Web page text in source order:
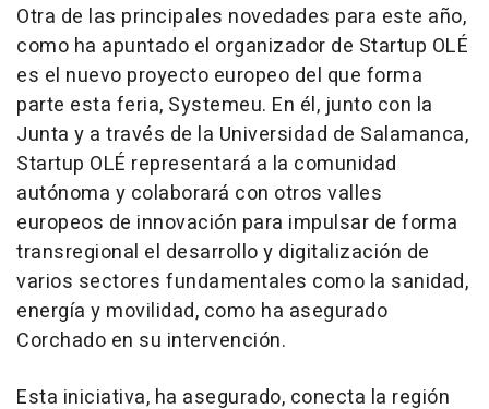
Otra de las principales novedades para este año,
como ha apuntado el organizador de Startup OLÉ
es el nuevo proyecto europeo del que forma
parte esta feria, Systemeu. En él, junto con la
Junta y a través de la Universidad de Salamanca,
Startup OLÉ representará a la comunidad
autónoma y colaborará con otros valles
europeos de innovación para impulsar de forma
transregional el desarrollo y digitalización de
varios sectores fundamentales como la sanidad,
energía y movilidad, como ha asegurado
Corchado en su intervención.
Esta iniciativa, ha asegurado, conecta la región